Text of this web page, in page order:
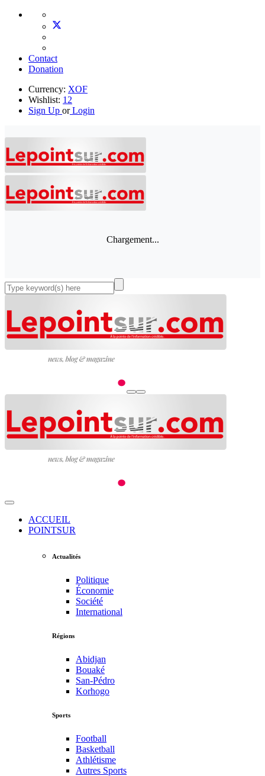
Contact
Donation
Currency: XOF
Wishlist: 12
Sign Up orLogin
Chargement...
ACCUEIL
POINTSUR
Actualités
Politique
Économie
Société
International
Régions
Abidjan
Bouaké
San-Pédro
Korhogo
Sports
Football
Basketball
Athlétisme
Autres Sports